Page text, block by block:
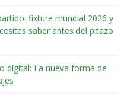
fixture mundial 2026 y
saber antes del pitazo
digital: La nueva forma de